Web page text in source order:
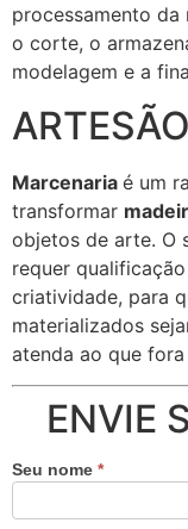
processamento
o corte, o
modelagem e a
Marcenaria é um
transformar
objetos de arte. O
requer
criatividade, para
materializados
atenda ao que
ENVIE
Seu nome *